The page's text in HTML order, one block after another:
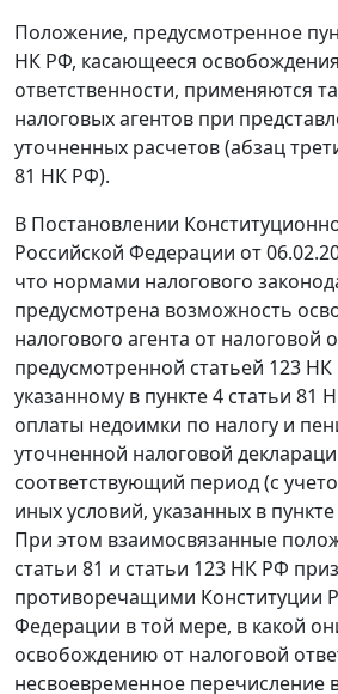
Положение, предусмотренное
НК РФ, касающееся
ответственности, применяются
налоговых агентов при
уточненных расчетов (абзац
81 НК РФ).
В Постановлении
Российской Федерации от
что нормами налогового
предусмотрена возможность
налогового агента от налоговой
предусмотренной статьей 123
указанному в пункте 4 статьи 81
оплаты недоимки по налогу и
уточненной налоговой
соответствующий период (с
иных условий, указанных в
При этом взаимосвязанные
статьи 81 и статьи 123 НК РФ
противоречащими Конституции
Федерации в той мере, в какой
освобождению от налоговой
несвоевременное перечисление